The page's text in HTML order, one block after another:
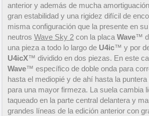
anterior y además de mucha
gran estabilidad y una rigidez difícil de
misma configuración que la presente en
neutros Wave Sky 2 con la placa Wave™
una pieza a todo lo largo de U4ic™ y por
U4icX™ dividido en dos piezas. En este
Wave™ específico de doble onda para
hasta el mediopié y de ahí hasta la
para una mayor firmeza. La suela cambia
taqueado en la parte central delantera y
grandes líneas de la edición anterior con